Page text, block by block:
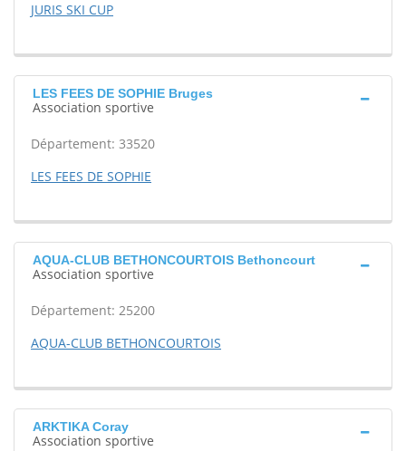
JURIS SKI CUP
LES FEES DE SOPHIE Bruges
Association sportive
Département: 33520
LES FEES DE SOPHIE
AQUA-CLUB BETHONCOURTOIS Bethoncourt
Association sportive
Département: 25200
AQUA-CLUB BETHONCOURTOIS
ARKTIKA Coray
Association sportive